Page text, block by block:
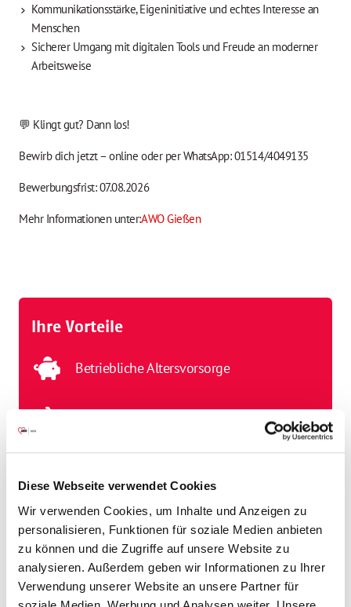
Diese Webseite verwendet Cookies
Wir verwenden Cookies, um Inhalte und Anzeigen zu
personalisieren, Funktionen für soziale Medien anbieten
zu können und die Zugriffe auf unsere Website zu
analysieren. Außerdem geben wir Informationen zu Ihrer
Verwendung unserer Website an unsere Partner für
Kommunikationsstärke, Eigeninitiative und echtes Interesse an
Menschen
Sicherer Umgang mit digitalen Tools und Freude an moderner
Arbeitsweise
💬 Klingt gut? Dann los!
Bewirb dich jetzt – online oder per WhatsApp: 01514/4049135
Bewerbungsfrist: 07.08.2026
Mehr Informationen unter:AWO Gießen
Ihre Vorteile
Betriebliche Altersvorsorge
Gute Verkehrsanbindung
Jahressonderzahlung